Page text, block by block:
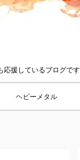
応援しているブログです
ヘビーメタル